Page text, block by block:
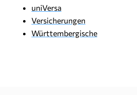
uniVersa
Versicherungen
Württembergische